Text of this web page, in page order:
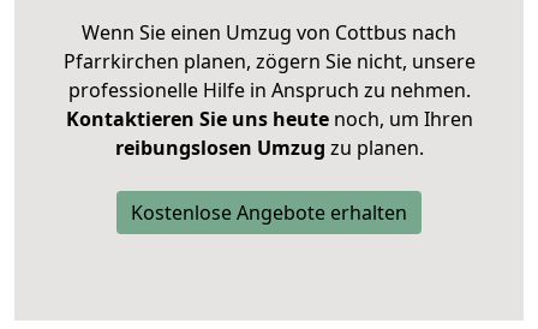
Wenn Sie einen Umzug von Cottbus nach
Pfarrkirchen planen, zögern Sie nicht, unsere
professionelle Hilfe in Anspruch zu nehmen.
Kontaktieren Sie uns heutenoch, um Ihren
reibungslosen Umzug zu planen.
Kostenlose Angebote erhalten